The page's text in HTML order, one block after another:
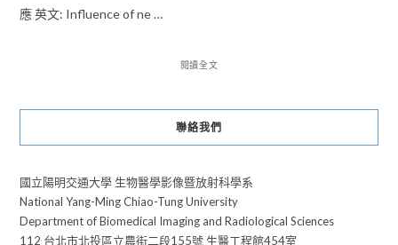
應 英文: Influence of ne …
閱讀全文
聯絡我們
國立陽明交通大學 生物醫學影像暨放射科學系
National Yang-Ming Chiao-Tung University
Department of Biomedical Imaging and Radiological Sciences
112 台北市北投區立農街二段155號 生醫工程館454室